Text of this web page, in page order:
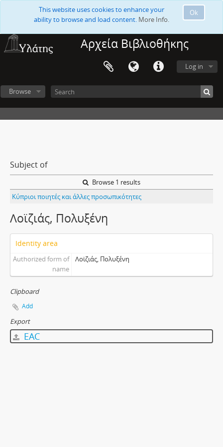
Ok
This website uses cookies to enhance your
ability to browse and load content. More Info.
Αρχεία Βιβλιοθήκης
Log in
Browse
Subject of
Browse 1 results
Κύπριοι ποιητές και άλλες προσωπικότητες
Λοϊζιάς, Πολυξένη
Identity area
Authorized form of
name
Λοϊζιάς, Πολυξένη
Clipboard
Add
Export
EAC